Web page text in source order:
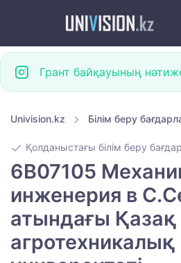
Грант байқауының
Univision.kz Білім беру
Қолданыстағы білім беру
6B07105
инженерия в
атындағы Қазақ
агротехникалық